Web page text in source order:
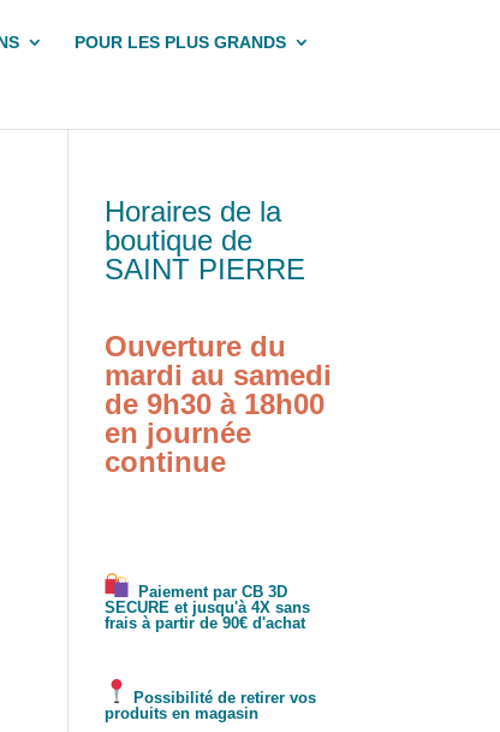
POUR LES PLUS GRANDS
Horaires de la
boutique de
SAINT PIERRE
Ouverture du
mardi au samedi
de 9h30 à 18h00
en journée
continue
Paiement par CB 3D
SECURE et jusqu'à 4X sans
frais à partir de 90€ d'achat
Possibilité de retirer vos
produits en magasin